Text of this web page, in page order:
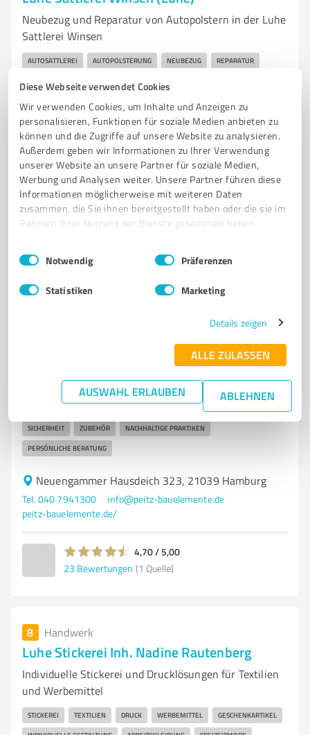
Diese Webseite verwendet Cookies
Wir verwenden Cookies, um Inhalte und Anzeigen zu
personalisieren, Funktionen für soziale Medien anbieten zu
können und die Zugriffe auf unsere Website zu analysieren.
Außerdem geben wir Informationen zu Ihrer Verwendung
unserer Website an unsere Partner für soziale Medien,
Werbung und Analysen weiter. Unsere Partner führen diese
Informationen möglicherweise mit weiteren Daten
zusammen, die Sie ihnen bereitgestellt haben oder die sie im
Rahmen Ihrer Nutzung der Dienste gesammelt haben.
Impressum Datenschutzbestimmungen
Einwilligungsauswahl
Notwendig Präferenzen
Statistiken Marketing
Details zeigen
ALLE ZULASSEN
AUSWAHL ERLAUBEN ABLEHNEN
Neubezug und Reparatur von Autopolstern in der Luhe
Sattlerei Winsen
AUTOSATTLEREI AUTOPOLSTERUNG NEUBEZUG REPARATUR
KUNDENZUFRIEDENHEIT WINSEN
Daimlerstraße 1, 21423 Winsen (Luhe)
info@luhe-sattlerei-winsen.de
www.luhe-sattlerei-winsen.de/
4,80 / 5,00
Fenster und Türen von Peitz Bauelemente in Hamburg
TÜREN BAUELEMENTE HAMBURG
INDIVIDUELLE LÖSUNGEN
SICHERHEIT ZUBEHÖR NACHHALTIGE PRAKTIKEN
PERSÖNLICHE BERATUNG
Neuengammer Hausdeich 323, 21039 Hamburg
Tel. 040 7941300
info@peitz-bauelemente.de
peitz-bauelemente.de/
4,70 / 5,00
23 Bewertungen (1 Quelle)
8 Handwerk
Luhe Stickerei Inh. Nadine Rautenberg
Individuelle Stickerei und Drucklösungen für Textilien
und Werbemittel
STICKEREI TEXTILIEN DRUCK WERBEMITTEL GESCHENKARTIKEL